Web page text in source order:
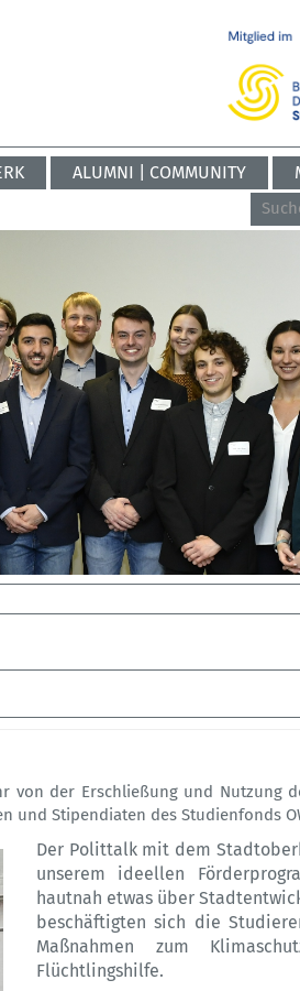
ALUMNI | COMMUNITY
der Erschließung und Nutzung
und Stipendiaten des Studienfonds
Der Polittalk mit dem
unserem ideellen
hautnah etwas über
beschäftigten sich die
Maßnahmen zum
Flüchtlingshilfe.